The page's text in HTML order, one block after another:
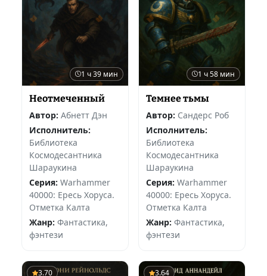
1 ч 39 мин
Неотмеченный
Автор: Абнетт Дэн
Исполнитель:
Библиотека
Космодесантника
Шараукина
Серия: Warhammer
40000: Ересь Хоруса.
Отметка Калта
Жанр: Фантастика,
фэнтези
1 ч 58 мин
Темнее тьмы
Автор: Сандерс Роб
Исполнитель:
Библиотека
Космодесантника
Шараукина
Серия: Warhammer
40000: Ересь Хоруса.
Отметка Калта
Жанр: Фантастика,
фэнтези
3.70 3.64